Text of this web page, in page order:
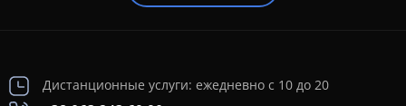
Дистанционные услуги: ежедневно с 10 до 20